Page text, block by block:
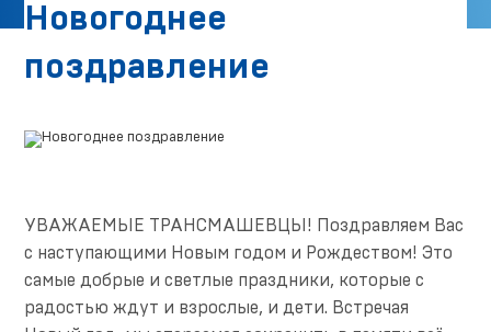
Новогоднее
поздравление
УВАЖАЕМЫЕ ТРАНСМАШЕВЦЫ! Поздравляем Вас
с наступающими Новым годом и Рождеством! Это
самые добрые и светлые праздники, которые с
радостью ждут и взрослые, и дети. Встречая